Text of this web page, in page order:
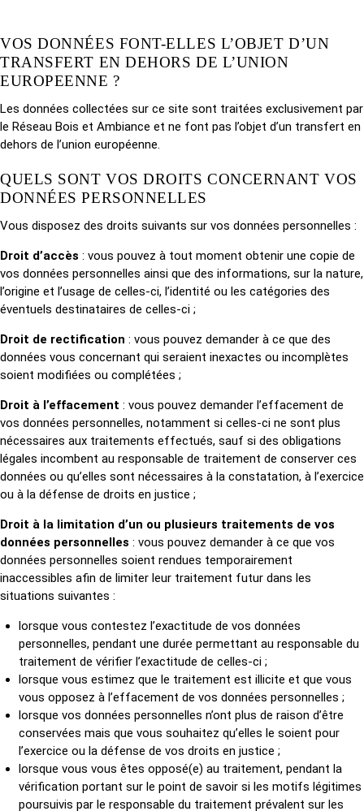
VOS DONNÉES FONT-ELLES L’OBJET D’UN
TRANSFERT EN DEHORS DE L’UNION
EUROPEENNE ?
Les données collectées sur ce site sont traitées exclusivement par
le Réseau Bois et Ambiance et ne font pas l’objet d’un transfert en
dehors de l’union européenne.
QUELS SONT VOS DROITS CONCERNANT VOS
DONNÉES PERSONNELLES
Vous disposez des droits suivants sur vos données personnelles :
Droit d’accès : vous pouvez à tout moment obtenir une copie de
vos données personnelles ainsi que des informations, sur la nature,
l’origine et l’usage de celles-ci, l’identité ou les catégories des
éventuels destinataires de celles-ci ;
Droit de rectification : vous pouvez demander à ce que des
données vous concernant qui seraient inexactes ou incomplètes
soient modifiées ou complétées ;
Droit à l’effacement : vous pouvez demander l’effacement de
vos données personnelles, notamment si celles-ci ne sont plus
nécessaires aux traitements effectués, sauf si des obligations
légales incombent au responsable de traitement de conserver ces
données ou qu’elles sont nécessaires à la constatation, à l’exercice
ou à la défense de droits en justice ;
Droit à la limitation d’un ou plusieurs traitements de vos
données personnelles : vous pouvez demander à ce que vos
données personnelles soient rendues temporairement
inaccessibles afin de limiter leur traitement futur dans les
situations suivantes :
lorsque vous contestez l’exactitude de vos données
personnelles, pendant une durée permettant au responsable du
traitement de vérifier l’exactitude de celles-ci ;
lorsque vous estimez que le traitement est illicite et que vous
vous opposez à l’effacement de vos données personnelles ;
lorsque vos données personnelles n’ont plus de raison d’être
conservées mais que vous souhaitez qu’elles le soient pour
l’exercice ou la défense de vos droits en justice ;
lorsque vous vous êtes opposé(e) au traitement, pendant la
vérification portant sur le point de savoir si les motifs légitimes
poursuivis par le responsable du traitement prévalent sur les